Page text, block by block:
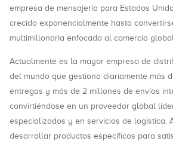
empresa de mensajería para Estados
crecido exponencialmente hasta
multimillonaria enfocada al comercio
Actualmente es la mayor empresa de
del mundo que gestiona diariamente más
entregas y más de 2 millones de envíos
convirtiéndose en un proveedor global
especializados y en servicios de logística.
desarrollar productos específicos para